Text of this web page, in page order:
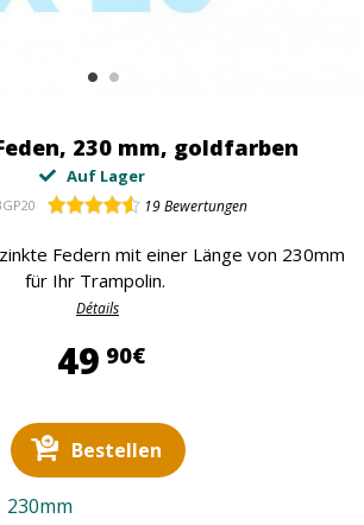
230 mm, goldfarben
Auf Lager
19Bewertungen
Federn mit einer Länge von 230mm
für Ihr Trampolin.
Détails
49 90€49,90 €
Bestellen
230mm